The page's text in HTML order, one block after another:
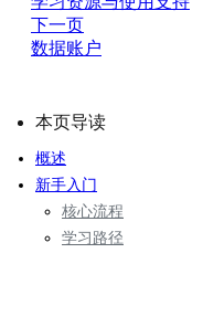
下一页
数据账户
本页导读
概述
新手入门
核心流程
学习路径